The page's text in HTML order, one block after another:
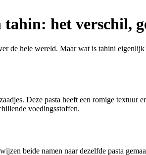
het verschil,
de hele wereld. Maar wat is tahini
Deze pasta heeft een romige
voedingsstoffen.
beide namen naar dezelfde pasta